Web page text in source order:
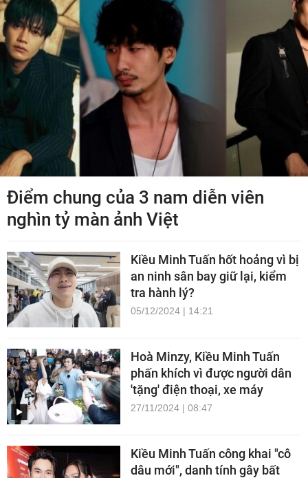
Điểm chung của 3 nam diễn viên
nghìn tỷ màn ảnh Việt
Kiều Minh Tuấn hốt hoảng vì bị
an ninh sân bay giữ lại, kiểm
tra hành lý?
05/12/2024 | 14:21
Hoà Minzy, Kiều Minh Tuấn
phấn khích vì được người dân
'tặng' điện thoại, xe máy
27/11/2024 | 08:47
Kiều Minh Tuấn công khai "cô
dâu mới", danh tính gây bất